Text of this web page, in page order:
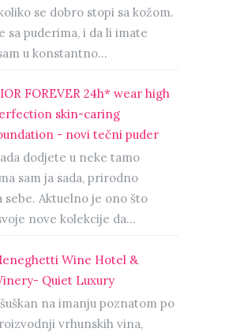
se dobro stopi sa kožom.
sa puderima, i da li imate
u konstantno...
FOREVER 24h* wear high
skin-caring
- novi tečni puder
dodjete u neke tamo
sam ja sada, prirodno
sebe. Aktuelno je ono što
nove kolekcije da...
Wine Hotel &
Quiet Luxury
na imanju poznatom po
vrhunskih vina,